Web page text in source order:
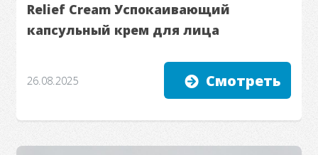
Relief Cream Успокаивающий
капсульный крем для лица
26.08.2025 Смотреть